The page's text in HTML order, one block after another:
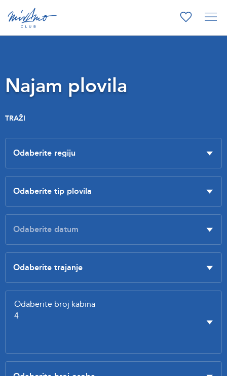
Najam plovila
TRAŽI